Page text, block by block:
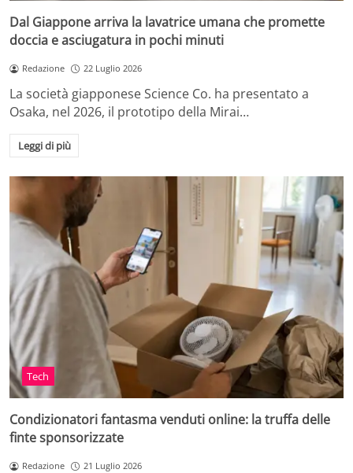
Dal Giappone arriva la lavatrice umana che promette
doccia e asciugatura in pochi minuti
Redazione 22 Luglio 2026
La società giapponese Science Co. ha presentato a
Osaka, nel 2026, il prototipo della Mirai…
Leggi di più
Tech
Condizionatori fantasma venduti online: la truffa delle
finte sponsorizzate
Redazione 21 Luglio 2026